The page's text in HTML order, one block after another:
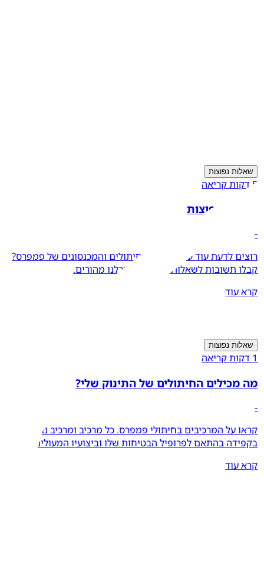
שאלות נפוצות
5 דקות קריאה
שאלות נפוצות
-
רוצים לדעת עוד על בטיחות החיתולים והמכנסונים של פמפרס?
קבלו תשובות לשאלות נפוצות שקיבלנו מהורים.
קרא עוד
שאלות נפוצות
1 דקות קריאה
מה מכילים החיתולים של התינוק שלי?
-
קראו על המרכיבים בחיתולי פמפרס. כל מרכיב ומרכיב נבחר
בקפידה בהתאם לפרופיל הבטיחות שלו וביצועיו המעולים.
קרא עוד